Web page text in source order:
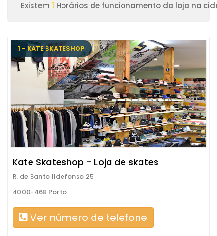
Existem 1 Horários de funcionamento da loja na
1 - KATE SKATESHOP
Kate Skateshop - Loja de skates
R. de Santo Ildefonso 25
4000-468 Porto
Ver número de telefone